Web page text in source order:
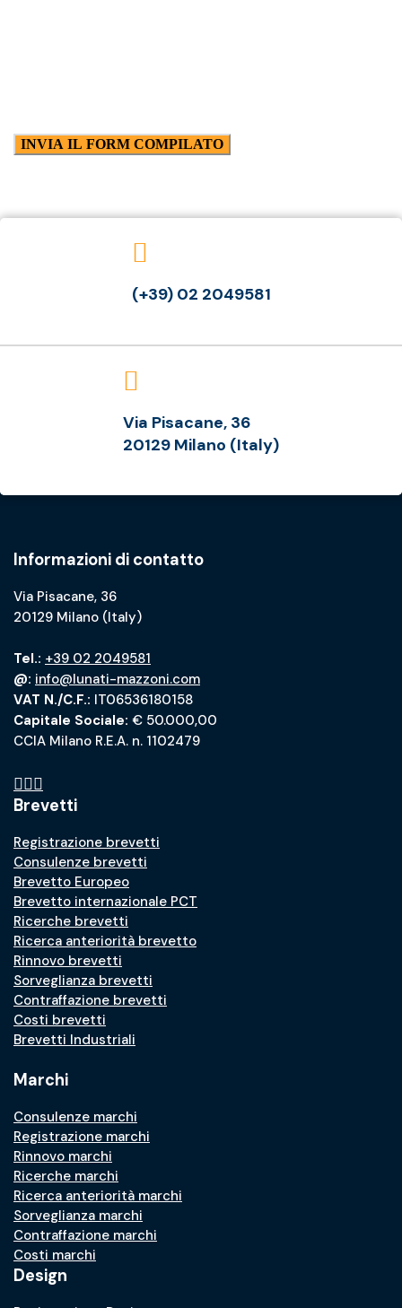
(+39) 02 2049581
Via Pisacane, 36
20129 Milano (Italy)
Informazioni di contatto
Via Pisacane, 36
20129 Milano (Italy)
Tel.: +39 02 2049581
@: info@lunati-mazzoni.com
VAT N./C.F.: IT06536180158
Capitale Sociale: € 50.000,00
CCIA Milano R.E.A. n. 1102479
Brevetti
Registrazione brevetti
Consulenze brevetti
Brevetto Europeo
Brevetto internazionale PCT
Ricerche brevetti
Ricerca anteriorità brevetto
Rinnovo brevetti
Sorveglianza brevetti
Contraffazione brevetti
Costi brevetti
Brevetti Industriali
Marchi
Consulenze marchi
Registrazione marchi
Rinnovo marchi
Ricerche marchi
Ricerca anteriorità marchi
Sorveglianza marchi
Contraffazione marchi
Costi marchi
Design